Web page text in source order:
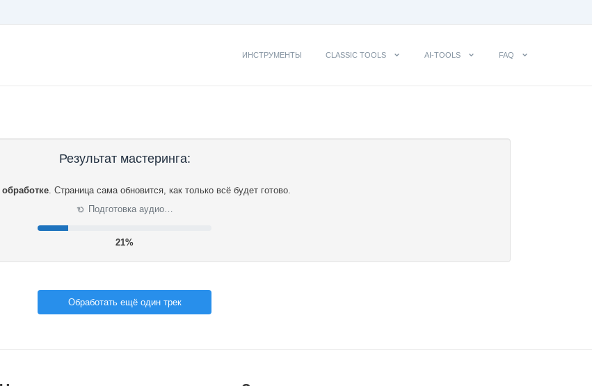
ИНСТРУМЕНТЫ CLASSIC TOOLS AI-TOOLS FAQ
Результат мастеринга:
обработке. Страница сама обновится, как только всё будет готово.
⟳ Подготовка аудио…
21%
Обработать ещё один трек